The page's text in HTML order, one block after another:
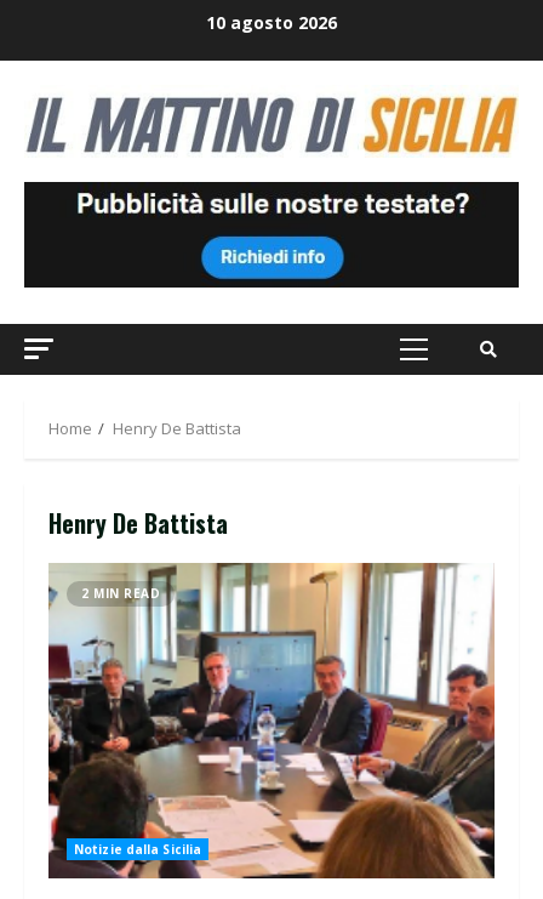
10 agosto 2026
Primary
Home Henry De Battista
Henry De Battista
2 MIN READ
Notizie dalla Sicilia